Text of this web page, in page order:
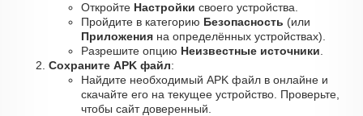
Откройте Настройки своего устройства.
Пройдите в категорию Безопасность (или
Приложения на определённых устройствах).
Разрешите опцию Неизвестные источники
Сохраните APK файл:
Найдите необходимый APK файл в онлайне и
скачайте его на текущее устройство. Проверьте,
чтобы сайт доверенный.